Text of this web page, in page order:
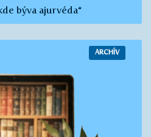
býva ajurvéda“
ARCHÍV